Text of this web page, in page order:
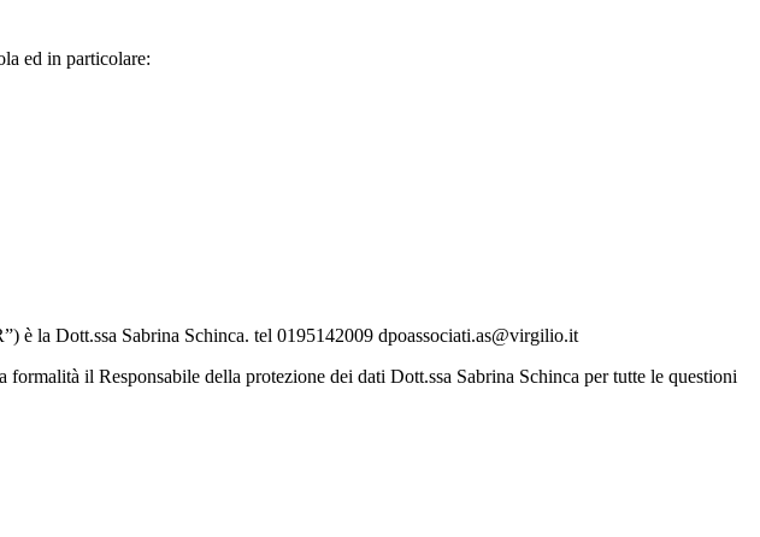
ed in particolare:
è la Dott.ssa Sabrina Schinca. tel 0195142009 dpoassociati.as@virgilio.it
il Responsabile della protezione dei dati Dott.ssa Sabrina Schinca per tutte le questioni